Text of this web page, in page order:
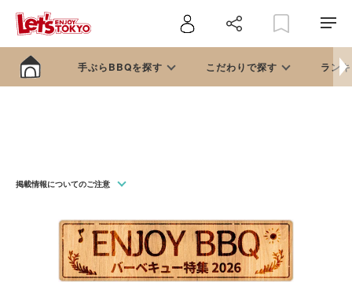
手ぶらBBQを探す こだわりで探す ラン
掲載情報についてのご注意